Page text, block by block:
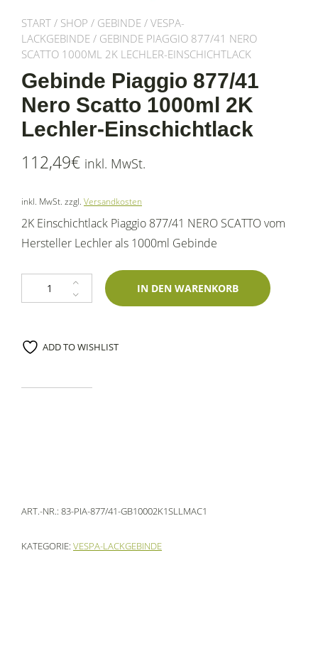
START / SHOP / GEBINDE / VESPA-
LACKGEBINDE / GEBINDE PIAGGIO 877/41 NERO
SCATTO 1000ML 2K LECHLER-EINSCHICHTLACK
Gebinde Piaggio 877/41
Nero Scatto 1000ml 2K
Lechler-Einschichtlack
112,49€ inkl. MwSt.
inkl. MwSt. zzgl. Versandkosten
2K Einschichtlack Piaggio 877/41 NERO SCATTO vom
Hersteller Lechler als 1000ml Gebinde
Gebinde Piaggio 877/41 Nero Scatto 1000ml 2K Lechler-Einschichtlack
IN DEN WARENKORB
ADD TO WISHLIST
ART.-NR.: 83-PIA-877/41-GB10002K1SLLMAC1
KATEGORIE: VESPA-LACKGEBINDE